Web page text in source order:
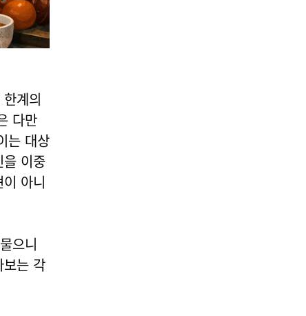
계의
다만
는 대상
이중
아니
으니
는 각